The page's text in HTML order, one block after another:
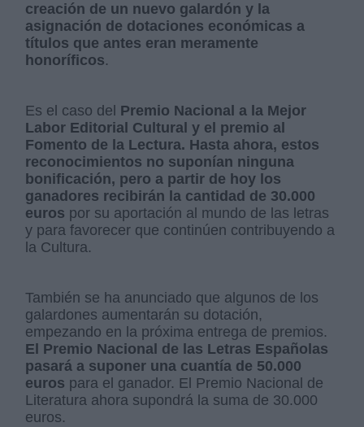
creación de un nuevo galardón y la
asignación de dotaciones económicas a
títulos que antes eran meramente
honoríficos.
Es el caso del Premio Nacional a la Mejor
Labor Editorial Cultural y el premio al
Fomento de la Lectura. Hasta ahora, estos
reconocimientos no suponían ninguna
bonificación, pero a partir de hoy los
ganadores recibirán la cantidad de 30.000
euros por su aportación al mundo de las letras
y para favorecer que continúen contribuyendo a
la Cultura.
También se ha anunciado que algunos de los
galardones aumentarán su dotación,
empezando en la próxima entrega de premios.
El Premio Nacional de las Letras Españolas
pasará a suponer una cuantía de 50.000
euros para el ganador. El Premio Nacional de
Literatura ahora supondrá la suma de 30.000
euros.